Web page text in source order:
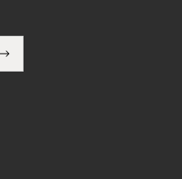
Submit
Newsletter